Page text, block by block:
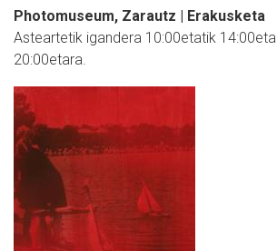
Photomuseum, Zarautz | Erakusketa
Asteartetik igandera 10:00etatik
20:00etara.